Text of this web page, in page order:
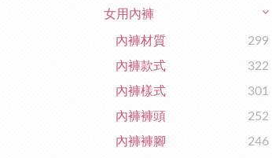
女用內褲
內褲材質
299
內褲款式
322
內褲樣式
301
內褲褲頭
252
內褲褲腳
246